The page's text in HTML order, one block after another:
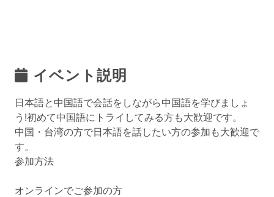
イベント説明
日本語と中国語で会話をしながら中国語を学びましょ
う!初めて中国語にトライしてみる方も大歓迎です。
中国・台湾の方で日本語を話したい方の参加も大歓迎で
す。
参加方法
オンラインでご参加の方